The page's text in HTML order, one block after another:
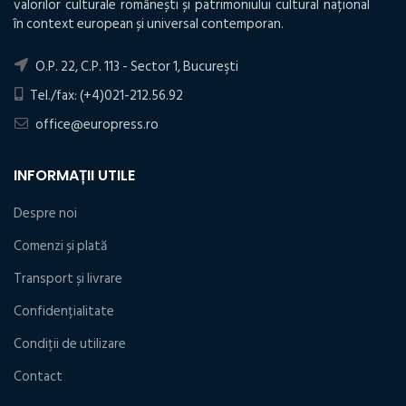
valorilor culturale românești și patrimoniului cultural național
în context european și universal contemporan.
O.P. 22, C.P. 113 - Sector 1, Bucureşti
Tel./fax: (+4)021-212.56.92
office@europress.ro
INFORMAȚII UTILE
Despre noi
Comenzi și plată
Transport și livrare
Confidențialitate
Condiţii de utilizare
Contact